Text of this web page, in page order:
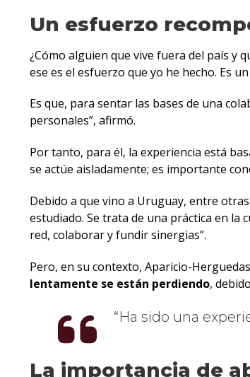
Un esfuerzo
¿Cómo alguien que vive fuera del país y
ese es el esfuerzo que yo he hecho. Es
Es que, para sentar las bases de una
personales”, afirmó.
Por tanto, para él, la experiencia está
se actúe aisladamente; es importante
Debido a que vino a Uruguay, entre
estudiado. Se trata de una práctica en la
red, colaborar y fundir sinergias”.
Pero, en su contexto, Aparicio-
lentamente se están perdiendo,
Ha sido una
La importancia de